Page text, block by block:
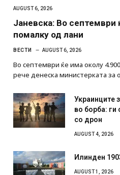
AUGUST 6, 2026
Јаневска: Во
помалку од лани
ВЕСТИ AUGUST 6, 2026
Во септември ќе има околу
рече денеска министерката за
Украинците
во борба: ги
со дрон
AUGUST 4, 2026
Илинден
AUGUST 1, 2026